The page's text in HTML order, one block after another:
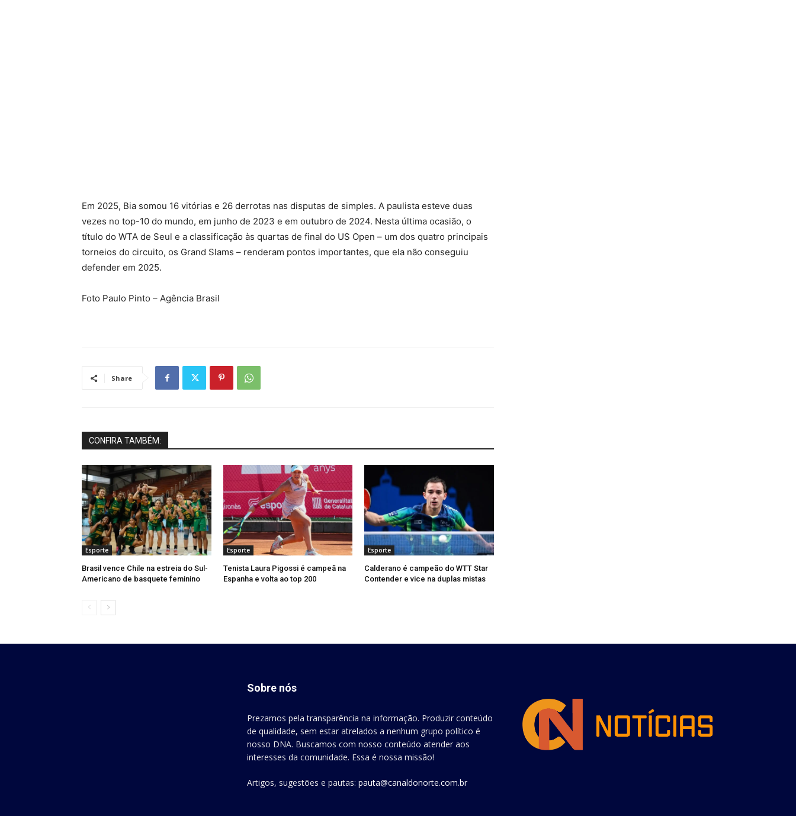
Em 2025, Bia somou 16 vitórias e 26 derrotas nas disputas de simples. A paulista esteve duas
vezes no top-10 do mundo, em junho de 2023 e em outubro de 2024. Nesta última ocasião, o
título do WTA de Seul e a classificação às quartas de final do US Open – um dos quatro principais
torneios do circuito, os Grand Slams – renderam pontos importantes, que ela não conseguiu
defender em 2025.
Foto Paulo Pinto – Agência Brasil
Share
CONFIRA TAMBÉM:
Esporte
Brasil vence Chile na estreia do Sul-
Americano de basquete feminino
Esporte
Tenista Laura Pigossi é campeã na
Espanha e volta ao top 200
Esporte
Calderano é campeão do WTT Star
Contender e vice na duplas mistas
Sobre nós
Prezamos pela transparência na informação. Produzir conteúdo
de qualidade, sem estar atrelados a nenhum grupo político é
nosso DNA. Buscamos com nosso conteúdo atender aos
interesses da comunidade. Essa é nossa missão!
Artigos, sugestões e pautas: pauta@canaldonorte.com.br